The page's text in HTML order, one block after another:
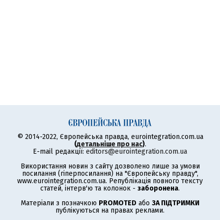
© 2014-2022, Європейська правда, eurointegration.com.ua
(детальніше про нас).
E-mail редакції: editors@eurointegration.com.ua
Використання новин з сайту дозволено лише за умови
посилання (гіперпосилання) на "Європейську правду",
www.eurointegration.com.ua. Републікація повного тексту
статей, інтерв'ю та колонок - заборонена.
Матеріали з позначкою PROMOTED або ЗА ПІДТРИМКИ
публікуються на правах реклами.